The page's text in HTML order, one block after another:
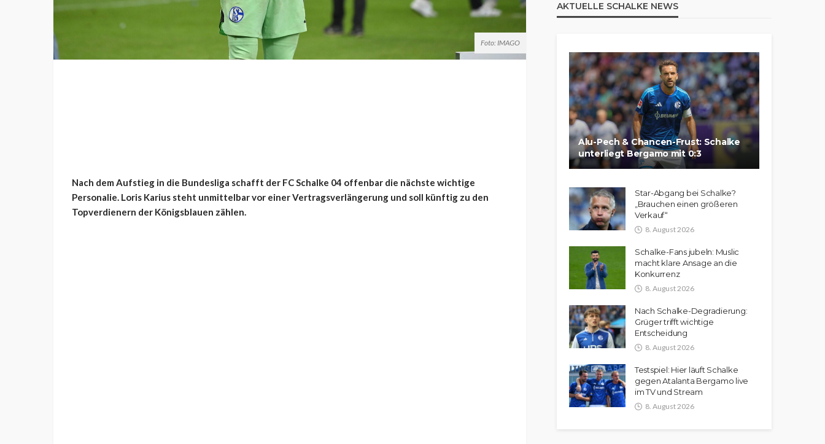
Foto: IMAGO
Nach dem Aufstieg in die Bundesliga schafft der FC Schalke 04 offenbar die nächste wichtige
Personalie. Loris Karius steht unmittelbar vor einer Vertragsverlängerung und soll künftig zu den
Topverdienern der Königsblauen zählen.
AKTUELLE SCHALKE NEWS
Alu-Pech & Chancen-Frust: Schalke
unterliegt Bergamo mit 0:3
Star-Abgang bei Schalke?
„Brauchen einen größeren
Verkauf“
8. August 2026
Schalke-Fans jubeln: Muslic
macht klare Ansage an die
Konkurrenz
8. August 2026
Nach Schalke-Degradierung:
Grüger trifft wichtige
Entscheidung
8. August 2026
Testspiel: Hier läuft Schalke
gegen Atalanta Bergamo live
im TV und Stream
8. August 2026